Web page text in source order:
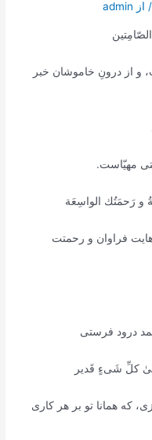
/ از admin
و از درونِ خاموشان خبر
مهیّاست.
و رَحمَتُك الواسِعَة
فراوان و رحمتت
درود فرستی
كلِّ شَىءٍ قَدير
که همانا تو بر هر کاری